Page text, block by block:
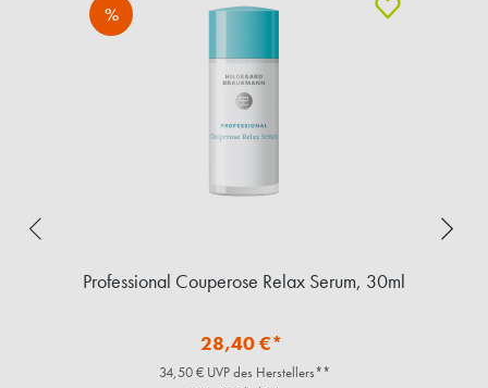
%
Professional Couperose Relax Serum, 30ml
28,40 €*
34,50 € UVP des Herstellers**